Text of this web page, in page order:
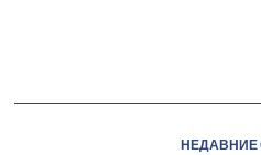
НЕДАВНИЕ